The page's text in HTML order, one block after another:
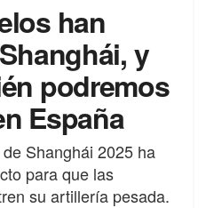
han
y
podremos
España
Shanghái 2025 ha
para que las
su artillería pesada.